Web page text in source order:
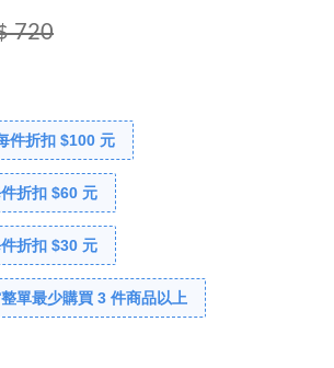
720
件折扣 $100 元
折扣 $60 元
折扣 $30 元
單最少購買 3 件商品以上